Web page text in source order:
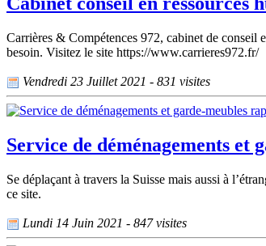
Carrières & Compétences 972, cabinet de conseil
besoin. Visitez le site https://www.carrieres972.fr/
Vendredi 23 Juillet 2021 - 831 visites
Service de déménagements et
Se déplaçant à travers la Suisse mais aussi à
ce site.
Lundi 14 Juin 2021 - 847 visites